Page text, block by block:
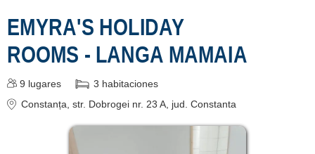
EMYRA'S HOLIDAY
ROOMS - LANGA MAMAIA
9 lugares 3 habitaciones
Constanța , str. Dobrogei nr. 23 A , jud. Constanta